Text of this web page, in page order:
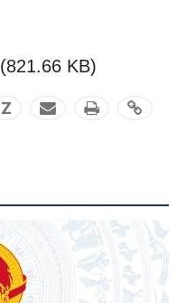
(821.66 KB)
Z